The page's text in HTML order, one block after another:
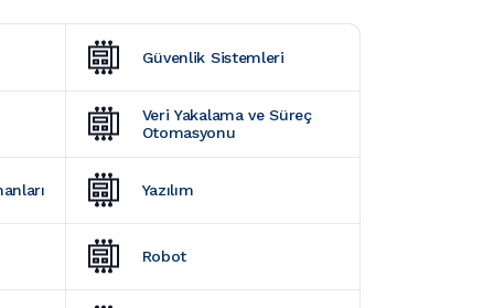
Güvenlik Sistemleri
Veri Yakalama ve Süreç
Otomasyonu
Yazılım
Robot